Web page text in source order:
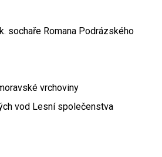
sochaře Romana Podrázského
vrchoviny
vod Lesní společenstva